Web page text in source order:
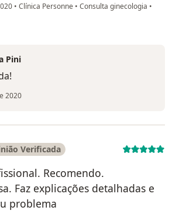
• Clínica Personne • Consulta ginecologia •
Fernanda
Pini
2020
Verificada
Recomendo.
Faz explicações detalhadas e
problema